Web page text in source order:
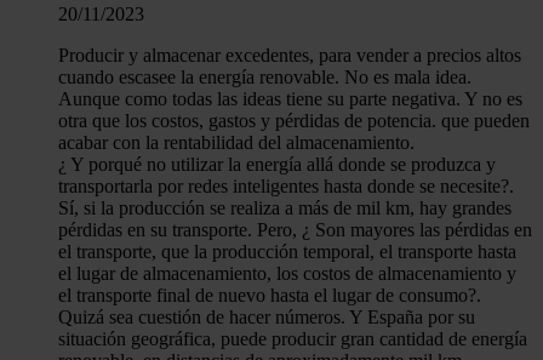
20/11/2023
Producir y almacenar excedentes, para vender a precios altos
cuando escasee la energía renovable. No es mala idea.
Aunque como todas las ideas tiene su parte negativa. Y no es
otra que los costos, gastos y pérdidas de potencia. que pueden
acabar con la rentabilidad del almacenamiento.
¿ Y porqué no utilizar la energía allá donde se produzca y
transportarla por redes inteligentes hasta donde se necesite?.
Sí, si la producción se realiza a más de mil km, hay grandes
pérdidas en su transporte. Pero, ¿ Son mayores las pérdidas en
el transporte, que la producción temporal, el transporte hasta
el lugar de almacenamiento, los costos de almacenamiento y
el transporte final de nuevo hasta el lugar de consumo?.
Quizá sea cuestión de hacer números. Y España por su
situación geográfica, puede producir gran cantidad de energía